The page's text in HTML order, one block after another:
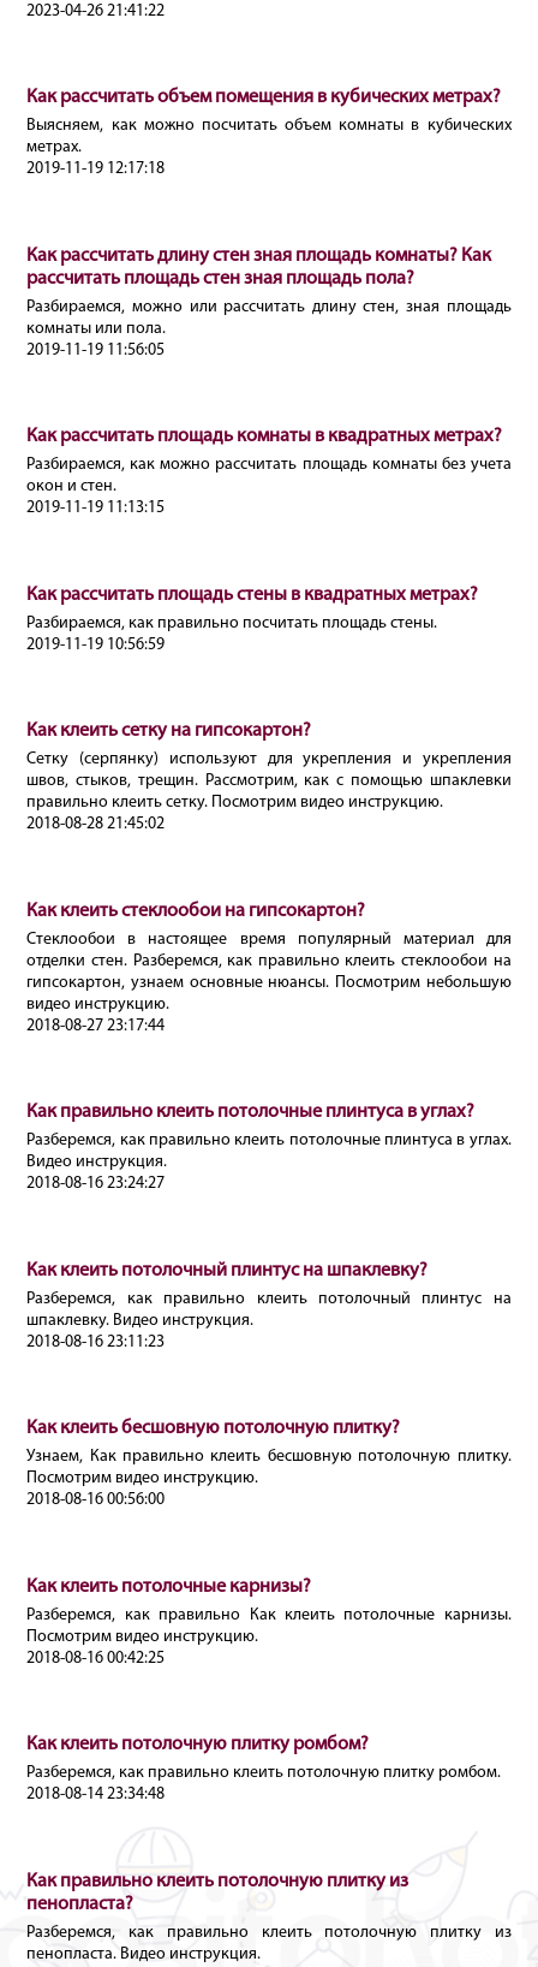
2023-04-26 21:41:22
Как рассчитать объем помещения в кубических метрах?
Выясняем, как можно посчитать объем комнаты в кубических
метрах.
2019-11-19 12:17:18
Как рассчитать длину стен зная площадь комнаты? Как
рассчитать площадь стен зная площадь пола?
Разбираемся, можно или рассчитать длину стен, зная площадь
комнаты или пола.
2019-11-19 11:56:05
Как рассчитать площадь комнаты в квадратных метрах?
Разбираемся, как можно рассчитать площадь комнаты без учета
окон и стен.
2019-11-19 11:13:15
Как рассчитать площадь стены в квадратных метрах?
Разбираемся, как правильно посчитать площадь стены.
2019-11-19 10:56:59
Как клеить сетку на гипсокартон?
Сетку (серпянку) используют для укрепления и укрепления
швов, стыков, трещин. Рассмотрим, как с помощью шпаклевки
правильно клеить сетку. Посмотрим видео инструкцию.
2018-08-28 21:45:02
Как клеить стеклообои на гипсокартон?
Стеклообои в настоящее время популярный материал для
отделки стен. Разберемся, как правильно клеить стеклообои на
гипсокартон, узнаем основные нюансы. Посмотрим небольшую
видео инструкцию.
2018-08-27 23:17:44
Как правильно клеить потолочные плинтуса в углах?
Разберемся, как правильно клеить потолочные плинтуса в углах.
Видео инструкция.
2018-08-16 23:24:27
Как клеить потолочный плинтус на шпаклевку?
Разберемся, как правильно клеить потолочный плинтус на
шпаклевку. Видео инструкция.
2018-08-16 23:11:23
Как клеить бесшовную потолочную плитку?
Узнаем, Как правильно клеить бесшовную потолочную плитку.
Посмотрим видео инструкцию.
2018-08-16 00:56:00
Как клеить потолочные карнизы?
Разберемся, как правильно Как клеить потолочные карнизы.
Посмотрим видео инструкцию.
2018-08-16 00:42:25
Как клеить потолочную плитку ромбом?
Разберемся, как правильно клеить потолочную плитку ромбом.
2018-08-14 23:34:48
Как правильно клеить потолочную плитку из
пенопласта?
Разберемся, как правильно клеить потолочную плитку из
пенопласта. Видео инструкция.